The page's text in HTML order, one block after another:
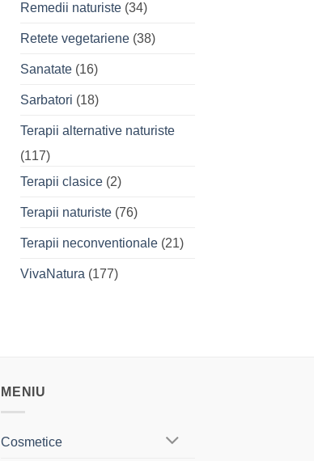
Remedii naturiste(34)
Retete vegetariene(38)
Sanatate(16)
Sarbatori (18)
Terapii alternative naturiste
(117)
Terapii clasice(2)
Terapii naturiste(76)
Terapii neconventionale(21)
VivaNatura (177)
MENIU
Cosmetice